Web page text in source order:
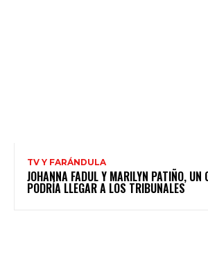
TV Y FARÁNDULA
JOHANNA FADUL Y MARILYN PATIÑO, UN
PODRÍA LLEGAR A LOS TRIBUNALES